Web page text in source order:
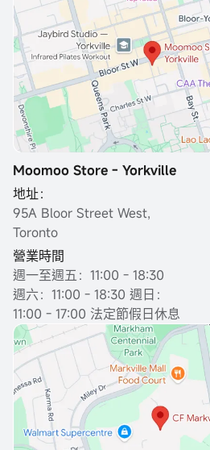
Moomoo Store - Yorkville
地址：
95A Bloor Street West,
Toronto
營業時間
週一至週五：11:00 - 18:30
週六：11:00 - 18:30 週日：
11:00 - 17:00 法定節假日休息